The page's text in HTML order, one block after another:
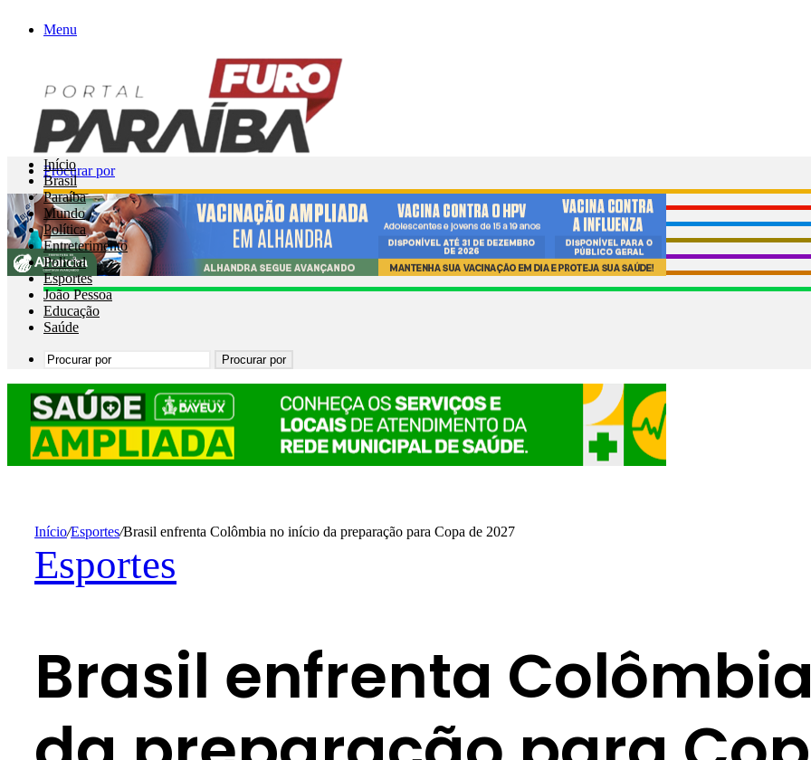
Menu
Procurar por
Início
Brasil
Paraíba
Mundo
Política
Entreterimento
Policial
Esportes
João Pessoa
Educação
Saúde
Procurar por
Início/Esportes/Brasil enfrenta Colômbia no início da preparação para Copa de 2027
Esportes
Brasil enfrenta